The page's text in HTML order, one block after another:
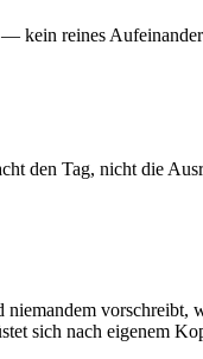
kein reines
den Tag, nicht die
niemandem
sich nach eigenem